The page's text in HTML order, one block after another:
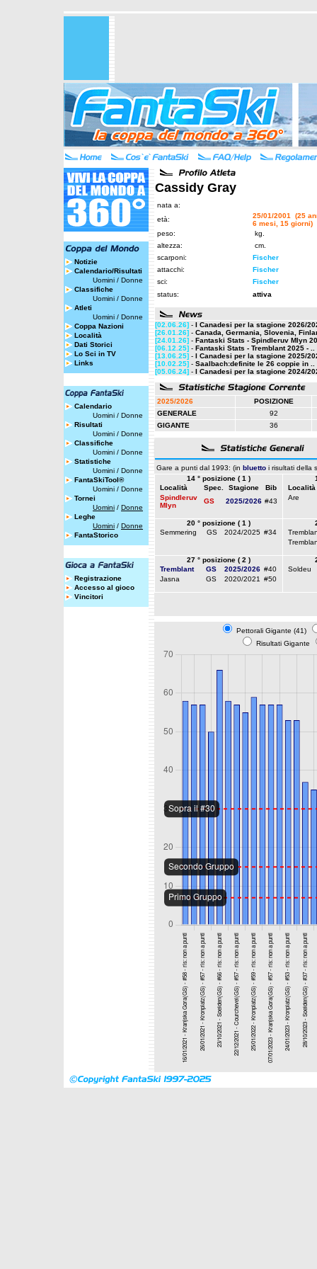
Notizie
Calendario/Risultati
Uomini / Donne
Classifiche
Uomini / Donne
Atleti
Uomini / Donne
Coppa Nazioni
Località
Dati Storici
Lo Sci in TV
Links
Calendario
Uomini / Donne
Risultati
Uomini / Donne
Classifiche
Uomini / Donne
Statistiche
Uomini / Donne
FantaSkiTool®
Uomini / Donne
Tornei
Uomini / Donne
Leghe
Uomini / Donne
FantaStorico
Registrazione
Accesso al gioco
Vincitori
Cassidy Gray
nata a:
età:
25/01/2001 (25
6 mesi, 15 giorni)
peso:
kg.
altezza:
cm.
scarponi:
Fischer
attacchi:
Fischer
sci:
Fischer
status:
attiva
[02.06.26] - I Canadesi per la stagione 2026/
[26.01.26] - Canada, Germania, Slovenia,
[24.01.26] - Fantaski Stats - Spindleruv Mlyn
[06.12.25] - Fantaski Stats - Tremblant 2025 - ..
[13.06.25] - I Canadesi per la stagione 2025/
[10.02.25] - Saalbach:definite le 26 coppie in ..
[05.06.24] - I Canadesi per la stagione 2024/
2025/2026
POSIZIONE
GENERALE
92
GIGANTE
36
Gare a punti dal 1993: (in bluetto i risultati della
14 ° posizione ( 1 )
Località
Spec. Stagione
Bib
Spindleruv
Mlyn
GS 2025/2026 #43
Località
Are
20 ° posizione ( 1 )
Semmering
GS 2024/2025 #34
27 ° posizione ( 2 )
Tremblant
GS 2025/2026 #40
Jasna
GS 2020/2021 #50
Soldeu
Pettorali Gigante (41)
Risultati Gigante